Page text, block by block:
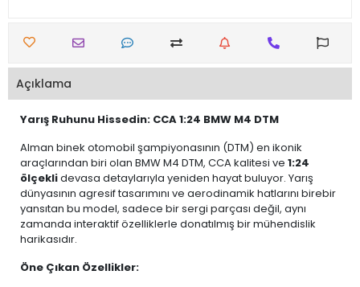
Açıklama
Yarış Ruhunu Hissedin: CCA 1:24 BMW M4 DTM
Alman binek otomobil şampiyonasının (DTM) en ikonik
araçlarından biri olan BMW M4 DTM, CCA kalitesi ve 1:24
ölçeklidevasa detaylarıyla yeniden hayat buluyor. Yarış
dünyasının agresif tasarımını ve aerodinamik hatlarını birebir
yansıtan bu model, sadece bir sergi parçası değil, aynı
zamanda interaktif özelliklerle donatılmış bir mühendislik
harikasıdır.
Öne Çıkan Özellikler: